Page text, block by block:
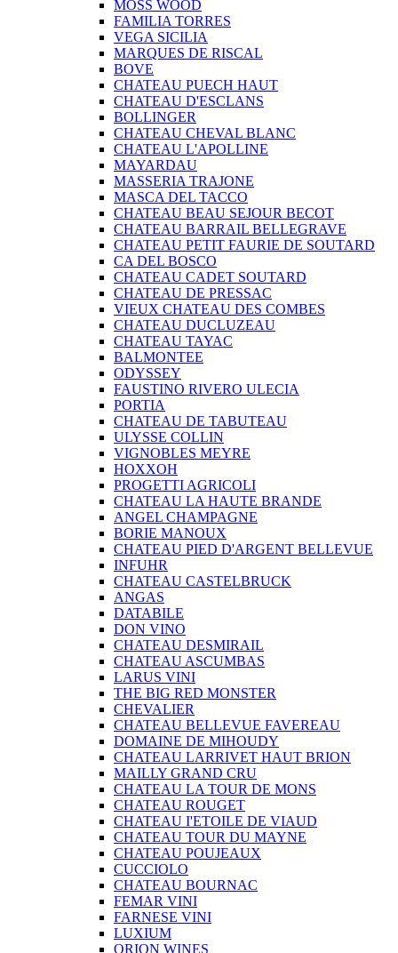
MOSS WOOD
FAMILIA TORRES
VEGA SICILIA
MARQUES DE RISCAL
BOVE
CHATEAU PUECH HAUT
CHATEAU D'ESCLANS
BOLLINGER
CHATEAU CHEVAL BLANC
CHATEAU L'APOLLINE
MAYARDAU
MASSERIA TRAJONE
MASCA DEL TACCO
CHATEAU BEAU SEJOUR BECOT
CHATEAU BARRAIL BELLEGRAVE
CHATEAU PETIT FAURIE DE SOUTARD
CA DEL BOSCO
CHATEAU CADET SOUTARD
CHATEAU DE PRESSAC
VIEUX CHATEAU DES COMBES
CHATEAU DUCLUZEAU
CHATEAU TAYAC
BALMONTEE
ODYSSEY
FAUSTINO RIVERO ULECIA
PORTIA
CHATEAU DE TABUTEAU
ULYSSE COLLIN
VIGNOBLES MEYRE
HOXXOH
PROGETTI AGRICOLI
CHATEAU LA HAUTE BRANDE
ANGEL CHAMPAGNE
BORIE MANOUX
CHATEAU PIED D'ARGENT BELLEVUE
INFUHR
CHATEAU CASTELBRUCK
ANGAS
DATABILE
DON VINO
CHATEAU DESMIRAIL
CHATEAU ASCUMBAS
LARUS VINI
THE BIG RED MONSTER
CHEVALIER
CHATEAU BELLEVUE FAVEREAU
DOMAINE DE MIHOUDY
CHATEAU LARRIVET HAUT BRION
MAILLY GRAND CRU
CHATEAU LA TOUR DE MONS
CHATEAU ROUGET
CHATEAU I'ETOILE DE VIAUD
CHATEAU TOUR DU MAYNE
CHATEAU POUJEAUX
CUCCIOLO
CHATEAU BOURNAC
FEMAR VINI
FARNESE VINI
LUXIUM
ORION WINES